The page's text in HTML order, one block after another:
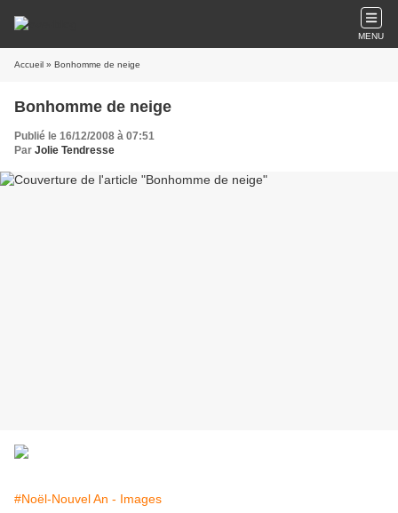
MENU
Accueil » Bonhomme de neige
Bonhomme de neige
Publié le 16/12/2008 à 07:51
Par Jolie Tendresse
#Noël-Nouvel An - Images